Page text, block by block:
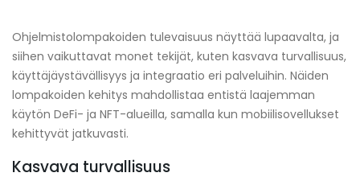
Ohjelmistolompakoiden tulevaisuus näyttää lupaavalta, ja
siihen vaikuttavat monet tekijät, kuten kasvava turvallisuus,
käyttäjäystävällisyys ja integraatio eri palveluihin. Näiden
lompakoiden kehitys mahdollistaa entistä laajemman
käytön DeFi- ja NFT-alueilla, samalla kun mobiilisovellukset
kehittyvät jatkuvasti.
Kasvava turvallisuus